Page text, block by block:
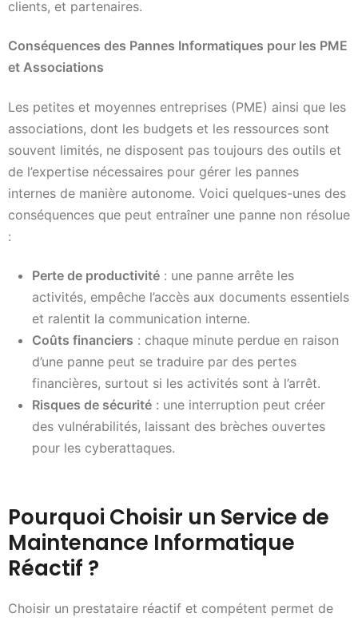
clients, et partenaires.
Conséquences des Pannes Informatiques pour les PME
et Associations
Les petites et moyennes entreprises (PME) ainsi que les
associations, dont les budgets et les ressources sont
souvent limités, ne disposent pas toujours des outils et
de l’expertise nécessaires pour gérer les pannes
internes de manière autonome. Voici quelques-unes des
conséquences que peut entraîner une panne non résolue
:
Perte de productivité : une panne arrête les
activités, empêche l’accès aux documents essentiels
et ralentit la communication interne.
Coûts financiers : chaque minute perdue en raison
d’une panne peut se traduire par des pertes
financières, surtout si les activités sont à l’arrêt.
Risques de sécurité : une interruption peut créer
des vulnérabilités, laissant des brèches ouvertes
pour les cyberattaques.
Pourquoi Choisir un Service de
Maintenance Informatique
Réactif ?
Choisir un prestataire réactif et compétent permet de